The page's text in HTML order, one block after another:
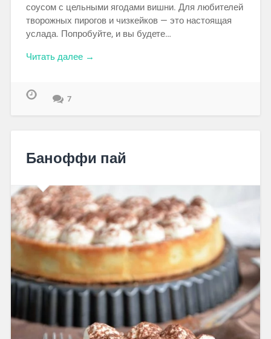
соусом с цельными ягодами вишни. Для любителей
творожных пирогов и чизкейков — это настоящая
услада. Попробуйте, и вы будете…
Читать далее →
7
Баноффи пай